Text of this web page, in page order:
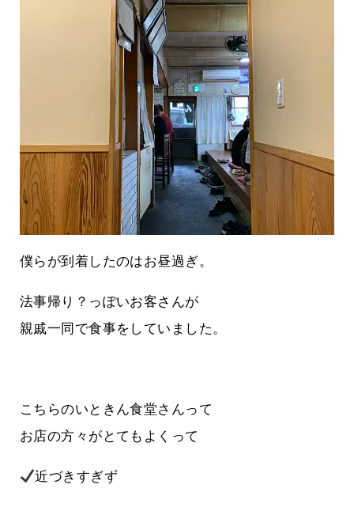
僕らが到着したのはお昼過ぎ。
法事帰り？っぽいお客さんが
親戚一同で食事をしていました。
こちらのいときん食堂さんって
お店の方々がとてもよくって
近づきすぎず